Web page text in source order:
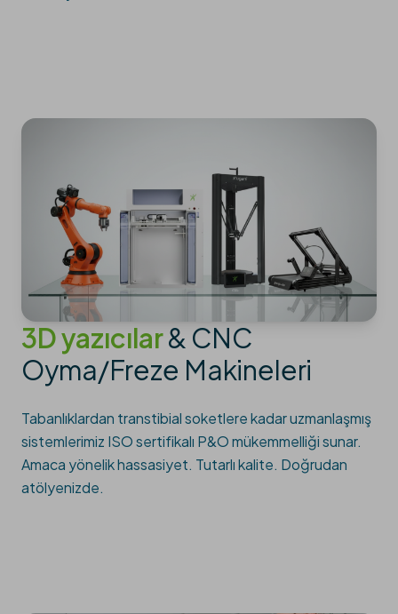
3D yazıcılar& CNC
Oyma/Freze Makineleri
Tabanlıklardan transtibial soketlere kadar uzmanlaşmış
sistemlerimiz ISO sertifikalı P&O mükemmelliği sunar.
Amaca yönelik hassasiyet. Tutarlı kalite. Doğrudan
atölyenizde.